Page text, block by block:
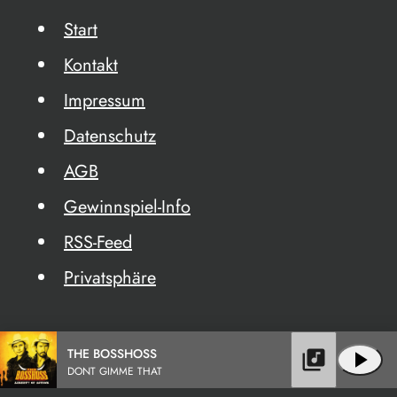
Start
Kontakt
Impressum
Datenschutz
AGB
Gewinnspiel-Info
RSS-Feed
Privatsphäre
THE BOSSHOSS
DONT GIMME THAT play_arrow
library_music